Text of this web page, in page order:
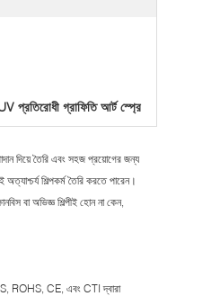
প্রতিরোধী গ্রাফিতি আর্ট স্প্রে
দিয়ে তৈরি এবং সহজ প্রয়োগের জন্য
শিল্পকর্ম তৈরি করতে পারেন।
বা অভিজ্ঞ শিল্পীই হোন না কেন,
ROHS, CE, এবং CTI দ্বারা